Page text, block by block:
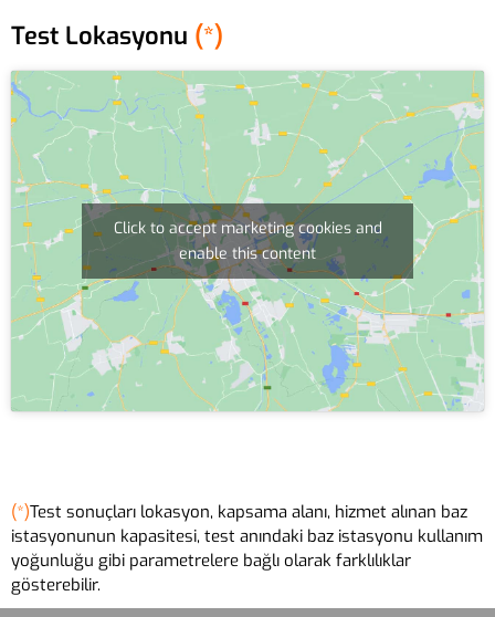
Test Lokasyonu (*)
Click to accept marketing cookies and
enable this content
(*)Test sonuçları lokasyon, kapsama alanı, hizmet alınan baz
istasyonunun kapasitesi, test anındaki baz istasyonu kullanım
yoğunluğu gibi parametrelere bağlı olarak farklılıklar
gösterebilir.